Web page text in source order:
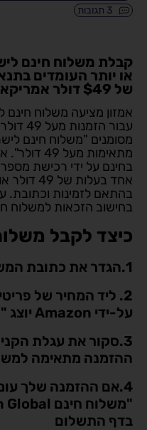
3 תגובות
קבלת משלוח חינם
או יותר העומדים
של $49 דולר אמריקאי ומעלה
אמזון מציעה משלוח חינם
עבור
מסומנים "משלוח חינם
מתאימות
בחינם על ידי רכישת
אחד
בהתאם לזמינות וכתובת.
בחישוב הזכאות למשלוח
כיצד לקבל
1.הגדר את כתובת המשלוח שלך לישראל
2. ליד המחיר של
על-ידי Amazon יוצג "משלוח חינם לישראל"
3.סקור את עגלת
ההזמנה מתאימה
4.אם ההזמנה שלך
בדף התשלום